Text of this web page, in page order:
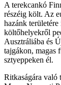
A terekcankó
részéig költ. Az
hazánk
költőhelyekről
Ausztráliába és
tajgákon, magas
sztyeppeken él.
Ritkaságára való